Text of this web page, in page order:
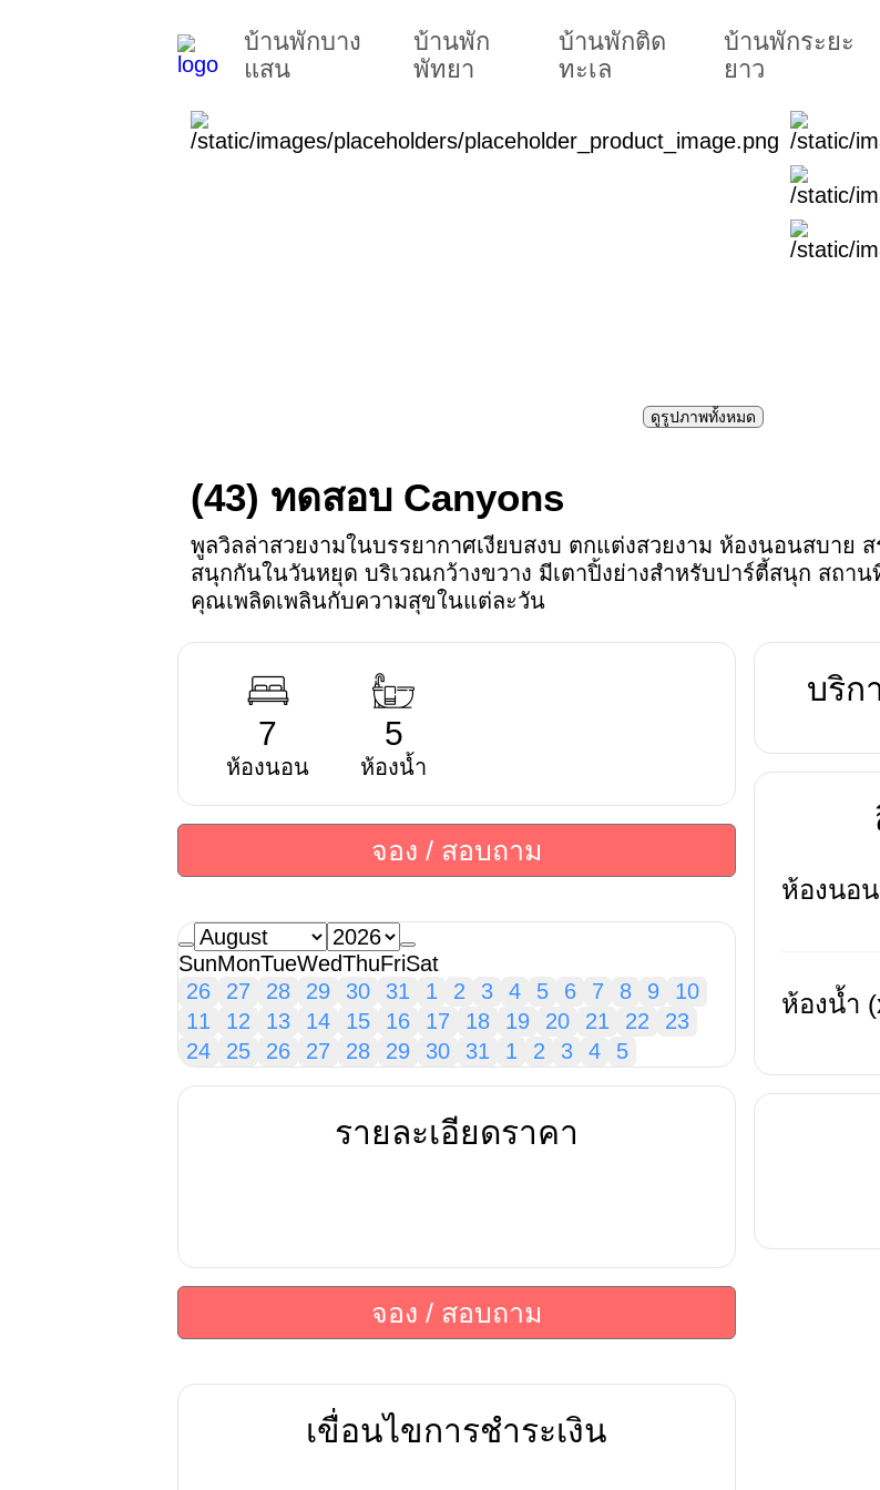
บ้านพักบาง
แสน
บ้านพัก
พัทยา
บ้านพักติด
ทะเล
บ้านพักระยะ
ยาว
ดูรูปภาพทั้งหมด
(43) ทดสอบ Canyons
พูลวิลล่าสวยงามในบรรยากาศเงียบสงบ ตกแต่งสวยงาม ห้องนอนสบาย
สนุกกันในวันหยุด บริเวณกว้างขวาง มีเตาปิ้งย่างสำหรับปาร์ตี้สนุก สถาน
คุณเพลิดเพลินกับความสุขในแต่ละวัน
7
ห้องนอน
5
ห้องน้ำ
จอง / สอบถาม
SunMonTueWedThuFriSat
26
27 28 29 30 31 1 2 3 4 5 6 7 8 9
10
11
12 13 14 15 16 17 18 19 20 21 22
23
24
25 26 27 28 29 30 31 1 2 3 4 5
รายละเอียดราคา
จอง / สอบถาม
เขื่อนไขการชำระเงิน
บริก
ห้องนอ
ห้องน้ำ